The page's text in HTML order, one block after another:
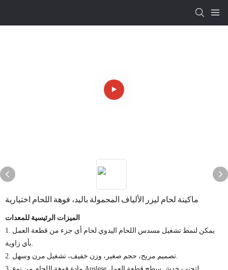
ماكينة لحام ليزر الألياف المحمولة باليد، فوهة اللحام اختيارية
الميزات الرئيسية للمعدات
1. يمكن لنمط تشغيل مسدس اللحام اليدوي لحام أي جزء من قطعة العمل